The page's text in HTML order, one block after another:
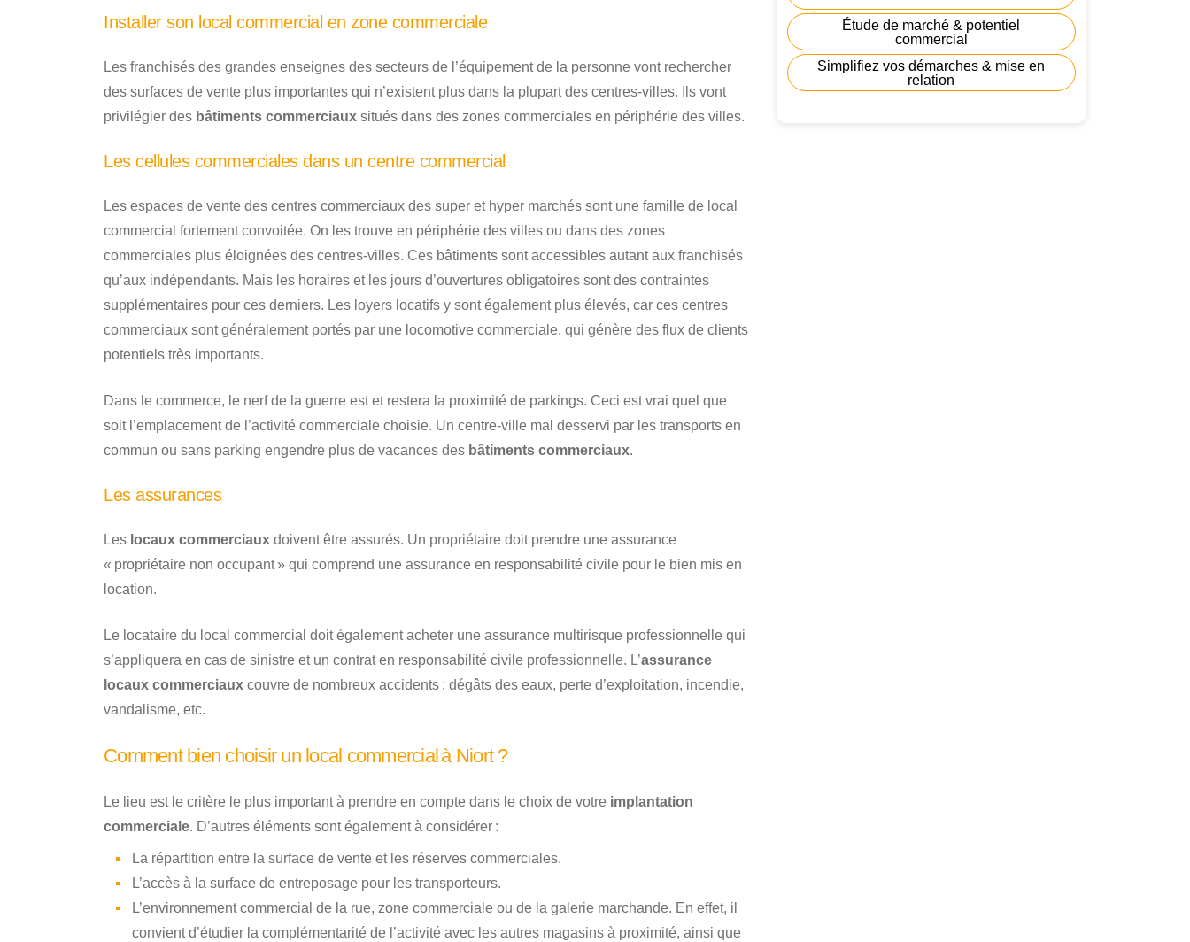
Installer son local commercial en zone commerciale
Les franchisés des grandes enseignes des secteurs de l’équipement de la personne vont rechercher
des surfaces de vente plus importantes qui n’existent plus dans la plupart des centres-villes. Ils vont
privilégier des bâtiments commerciaux situés dans des zones commerciales en périphérie des villes.
Les cellules commerciales dans un centre commercial
Les espaces de vente des centres commerciaux des super et hyper marchés sont une famille de local
commercial fortement convoitée. On les trouve en périphérie des villes ou dans des zones
commerciales plus éloignées des centres-villes. Ces bâtiments sont accessibles autant aux franchisés
qu’aux indépendants. Mais les horaires et les jours d’ouvertures obligatoires sont des contraintes
supplémentaires pour ces derniers. Les loyers locatifs y sont également plus élevés, car ces centres
commerciaux sont généralement portés par une locomotive commerciale, qui génère des flux de clients
potentiels très importants.
Dans le commerce, le nerf de la guerre est et restera la proximité de parkings. Ceci est vrai quel que
soit l’emplacement de l’activité commerciale choisie. Un centre-ville mal desservi par les transports en
commun ou sans parking engendre plus de vacances des bâtiments commerciaux.
Les assurances
Les locaux commerciaux doivent être assurés. Un propriétaire doit prendre une assurance
« propriétaire non occupant » qui comprend une assurance en responsabilité civile pour le bien mis en
location.
Le locataire du local commercial doit également acheter une assurance multirisque professionnelle qui
s’appliquera en cas de sinistre et un contrat en responsabilité civile professionnelle. L’assurance
locaux commerciaux couvre de nombreux accidents : dégâts des eaux, perte d’exploitation, incendie,
vandalisme, etc.
Comment bien choisir un local commercial à Niort ?
Le lieu est le critère le plus important à prendre en compte dans le choix de votre implantation
commerciale. D’autres éléments sont également à considérer :
La répartition entre la surface de vente et les réserves commerciales.
L’accès à la surface de entreposage pour les transporteurs.
L’environnement commercial de la rue, zone commerciale ou de la galerie marchande. En effet, il
convient d’étudier la complémentarité de l’activité avec les autres magasins à proximité, ainsi que
Étude de marché & potentiel
commercial
Simplifiez vos démarches & mise en
relation